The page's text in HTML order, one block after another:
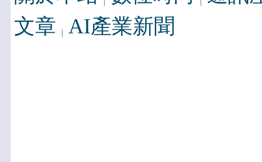
文章 AI產業新聞